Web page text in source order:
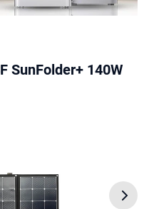
SunFolder+ 140W